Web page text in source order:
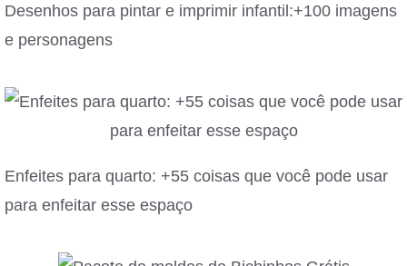
Desenhos para pintar e imprimir infantil:+100 imagens
e personagens
Enfeites para quarto: +55 coisas que você pode usar
para enfeitar esse espaço